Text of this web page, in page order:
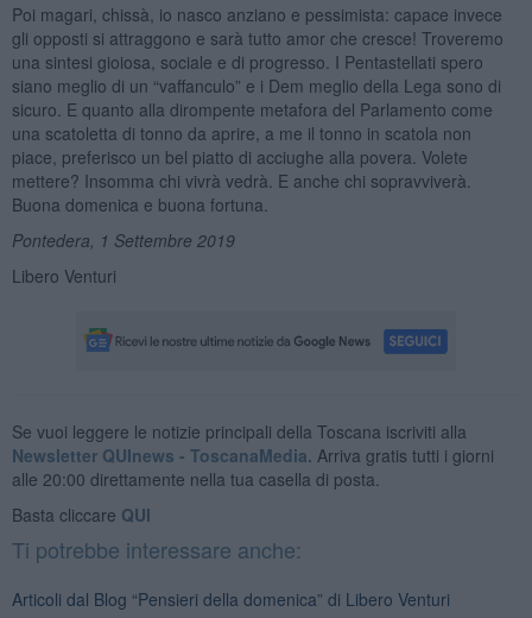
Poi magari, chissà, io nasco anziano e pessimista: capace invece
gli opposti si attraggono e sarà tutto amor che cresce! Troveremo
una sintesi gioiosa, sociale e di progresso. I Pentastellati spero
siano meglio di un “vaffanculo” e i Dem meglio della Lega sono di
sicuro. E quanto alla dirompente metafora del Parlamento come
una scatoletta di tonno da aprire, a me il tonno in scatola non
piace, preferisco un bel piatto di acciughe alla povera. Volete
mettere? Insomma chi vivrà vedrà. E anche chi sopravviverà.
Buona domenica e buona fortuna.
Pontedera, 1 Settembre 2019
Libero Venturi
Se vuoi leggere le notizie principali della Toscana iscriviti alla
Newsletter QUInews - ToscanaMedia. Arriva gratis tutti i giorni
alle 20:00 direttamente nella tua casella di posta.
Basta cliccare QUI
Ti potrebbe interessare anche:
Articoli dal Blog “Pensieri della domenica” di Libero Venturi